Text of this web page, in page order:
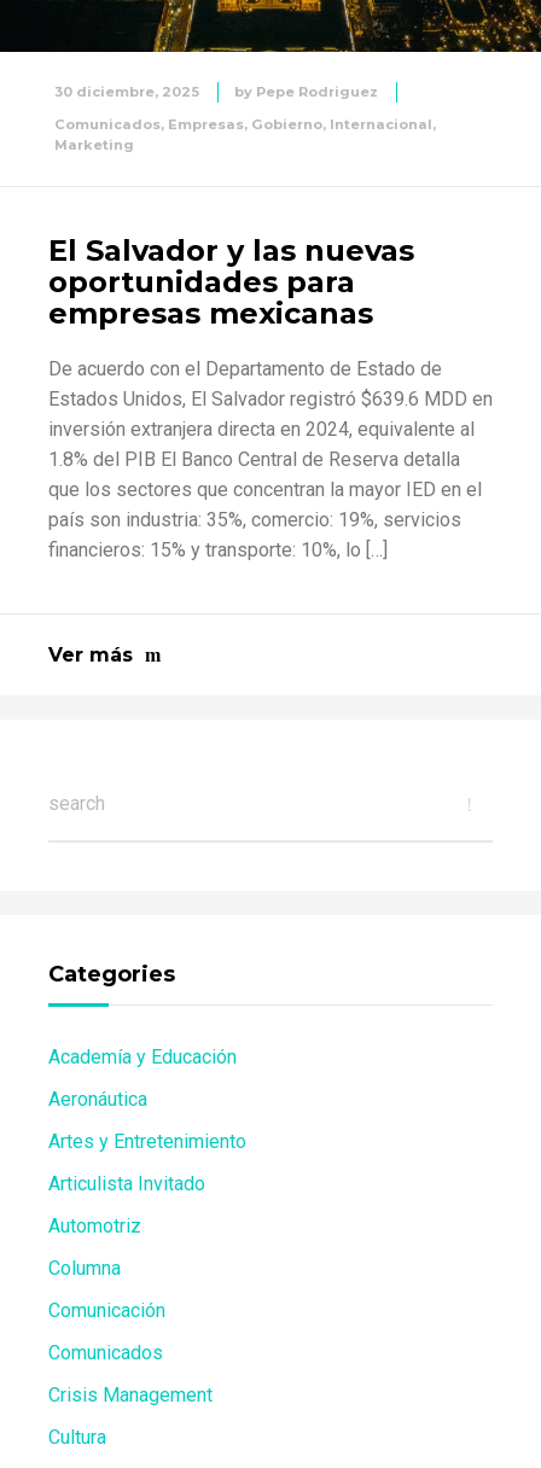
30 diciembre, 2025 by Pepe Rodriguez
Comunicados, Empresas, Gobierno, Internacional,
Marketing
El Salvador y las nuevas
oportunidades para
empresas mexicanas
De acuerdo con el Departamento de Estado de
Estados Unidos, El Salvador registró $639.6 MDD en
inversión extranjera directa en 2024, equivalente al
1.8% del PIB El Banco Central de Reserva detalla
que los sectores que concentran la mayor IED en el
país son industria: 35%, comercio: 19%, servicios
financieros: 15% y transporte: 10%, lo […]
Ver más
Categories
Academía y Educación
Aeronáutica
Artes y Entretenimiento
Articulista Invitado
Automotriz
Columna
Comunicación
Comunicados
Crisis Management
Cultura